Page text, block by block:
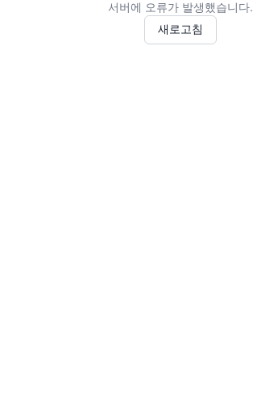
서버에 오류가 발생했습니다.
새로고침